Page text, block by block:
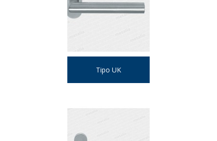
Tipo UK